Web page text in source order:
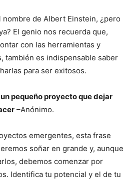
de Albert Einstein, ¿pero
El genio nos recuerda que,
con las herramientas y
también es indispensable saber
para ser exitosos.
pequeño proyecto que dejar
–Anónimo.
emergentes, esta frase
soñar en grande y, aunque
debemos comenzar por
Identifica tu potencial y el de tu